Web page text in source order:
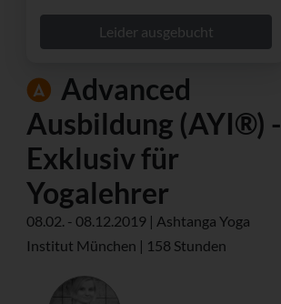
Leider ausgebucht
Advanced
Ausbildung (AYI®) -
Exklusiv für
Yogalehrer
08.02. - 08.12.2019 | Ashtanga Yoga
Institut München | 158 Stunden